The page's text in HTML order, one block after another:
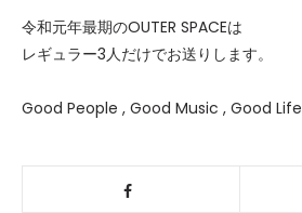
令和元年最期のOUTER SPACEは
レギュラー3人だけでお送りします。
Good People , Good Music , Good Life